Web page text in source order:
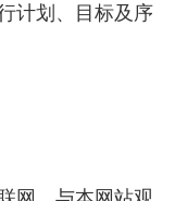
计划、目标及序